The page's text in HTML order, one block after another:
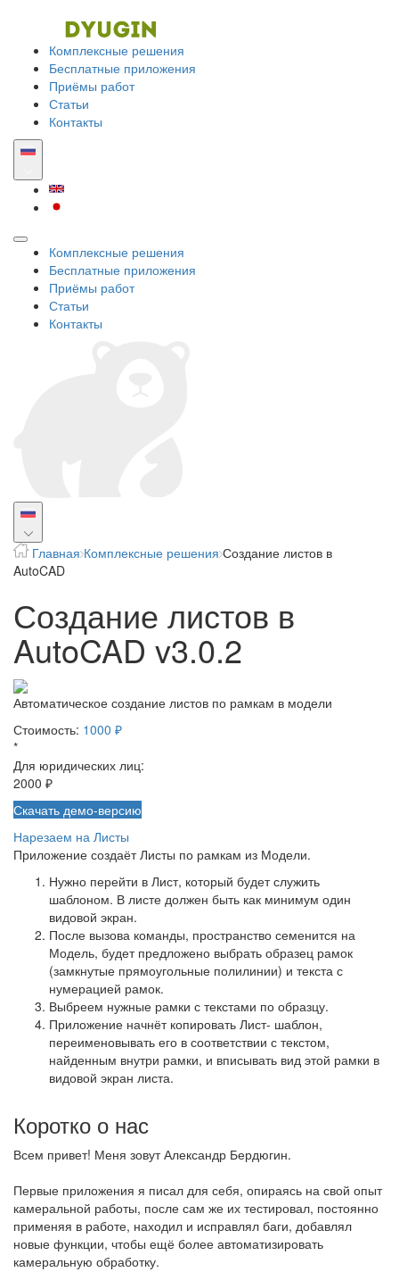
Комплексные решения
Бесплатные приложения
Приёмы работ
Статьи
Контакты
Комплексные решения
Бесплатные приложения
Приёмы работ
Статьи
Контакты
Главная Комплексные решения Создание листов в
AutoCAD
Создание листов в
AutoCAD v3.0.2
Автоматическое создание листов по рамкам в модели
Стоимость: 1000 ₽
*
Для юридических лиц:
2000 ₽
Скачать демо-версию
Нарезаем на Листы
Приложение создаёт Листы по рамкам из Модели.
Нужно перейти в Лист, который будет служить
шаблоном. В листе должен быть как минимум один
видовой экран.
После вызова команды, пространство семенится на
Модель, будет предложено выбрать образец рамок
(замкнутые прямоугольные полилинии) и текста с
нумерацией рамок.
Выбреем нужные рамки с текстами по образцу.
Приложение начнёт копировать Лист- шаблон,
переименовывать его в соответствии с текстом,
найденным внутри рамки, и вписывать вид этой рамки в
видовой экран листа.
Коротко о нас
Всем привет! Меня зовут Александр Бердюгин.
Первые приложения я писал для себя, опираясь на свой опыт
камеральной работы, после сам же их тестировал, постоянно
применяя в работе, находил и исправлял баги, добавлял
новые функции, чтобы ещё более автоматизировать
камеральную обработку.